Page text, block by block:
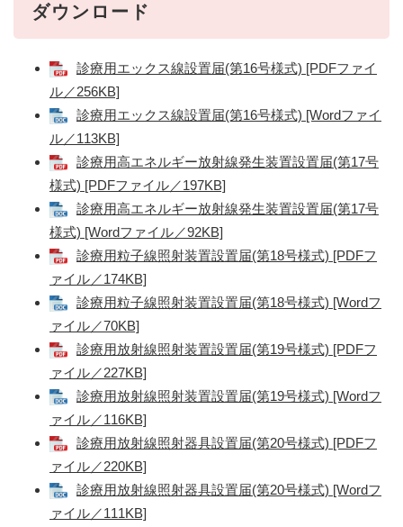
ダウンロード
診療用エックス線設置届(第16号様式) [PDFファイ
ル／256KB]
診療用エックス線設置届(第16号様式) [Wordファイ
ル／113KB]
診療用高エネルギー放射線発生装置設置届(第17号
様式) [PDFファイル／197KB]
診療用高エネルギー放射線発生装置設置届(第17号
様式) [Wordファイル／92KB]
診療用粒子線照射装置設置届(第18号様式) [PDFフ
ァイル／174KB]
診療用粒子線照射装置設置届(第18号様式) [Wordフ
ァイル／70KB]
診療用放射線照射装置設置届(第19号様式) [PDFフ
ァイル／227KB]
診療用放射線照射装置設置届(第19号様式) [Wordフ
ァイル／116KB]
診療用放射線照射器具設置届(第20号様式) [PDFフ
ァイル／220KB]
診療用放射線照射器具設置届(第20号様式) [Wordフ
ァイル／111KB]